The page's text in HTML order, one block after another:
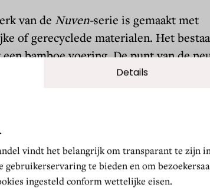
Details
vindt het belangrijk om transparant te zijn
gebruikerservaring te bieden en om
ingesteld conform wettelijke eisen.
van de Nuven-serie is gemaakt met
of gerecyclede materialen. Het
bamboe voering. De punt van de
geproduceerd Amazone-
een verantwoorde manier te produceren
nauw samen met een
garandeert eerlijke mensenrechten
en marktconforme